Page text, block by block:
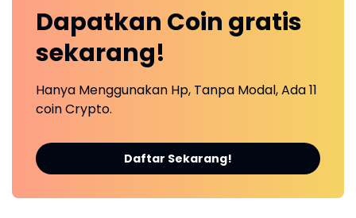
Dapatkan Coin gratis
sekarang!
Hanya Menggunakan Hp, Tanpa Modal, Ada 11
coin Crypto.
Daftar Sekarang!